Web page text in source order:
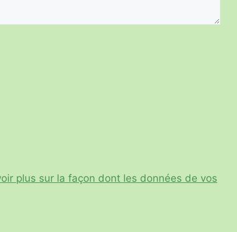
plus sur la façon dont les données de vos